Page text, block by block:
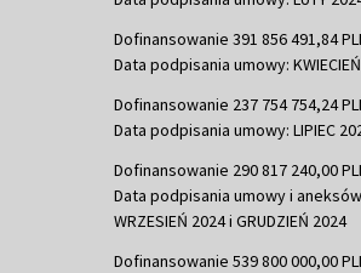
Dofinansowanie 391 856 491,84
Data podpisania umowy:
Dofinansowanie 237 754 754,24
Data podpisania umowy: LIPIEC
Dofinansowanie 290 817 240,00
Data podpisania umowy i
WRZESIEŃ 2024 i GRUDZIEŃ 2024
Dofinansowanie 539 800 000,00